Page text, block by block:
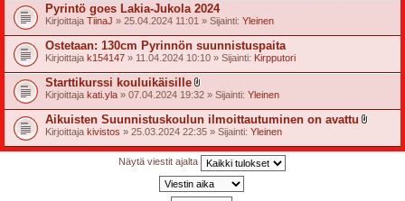
Pyrintö goes Lakia-Jukola 2024
Kirjoittaja TiinaJ » 25.04.2024 11:01 » Sijainti: Yleinen
Ostetaan: 130cm Pyrinnön suunnistuspaita
Kirjoittaja k154147 » 11.04.2024 10:10 » Sijainti: Kirpputori
Starttikurssi kouluikäisille
l
i
t
t
e
e
Kirjoittaja kati.yla » 07.04.2024 19:32 » Sijainti: Yleinen
Aikuisten Suunnistuskoulun ilmoittautuminen on avattu
i
Kirjoittaja kivistos » 25.03.2024 22:35 » Sijainti: Yleinen
Näytä viestit ajalta